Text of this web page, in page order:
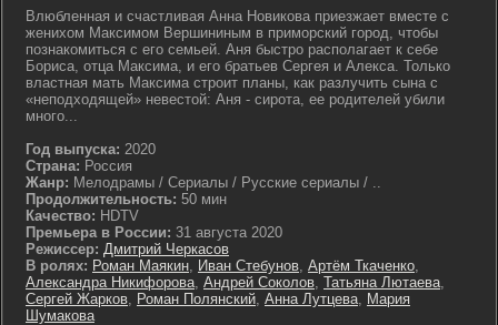
Влюбленная и счастливая Анна Новикова приезжает вместе с
женихом Максимом Вершининым в приморский город, чтобы
познакомиться с его семьей. Аня быстро располагает к себе
Бориса, отца Максима, и его братьев Сергея и Алекса. Только
властная мать Максима строит планы, как разлучить сына с
«неподходящей» невестой: Аня - сирота, ее родителей убили
много...
Год выпуска: 2020
Страна: Россия
Жанр: Мелодрамы / Сериалы / Русские сериалы / ..
Продолжительность: 50 мин
Качество: HDTV
Премьера в России: 31 августа 2020
Режиссер: Дмитрий Черкасов
В ролях: Роман Маякин, Иван Стебунов, Артём Ткаченко,
Александра Никифорова, Андрей Соколов, Татьяна Лютаева,
Сергей Жарков, Роман Полянский, Анна Лутцева, Мария
Шумакова